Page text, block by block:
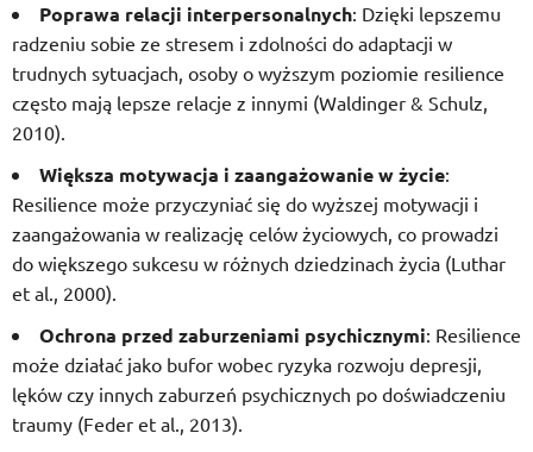
Poprawa relacji interpersonalnych: Dzięki lepszemu
radzeniu sobie ze stresem i zdolności do adaptacji w
trudnych sytuacjach, osoby o wyższym poziomie resilience
często mają lepsze relacje z innymi (Waldinger & Schulz,
2010).
Większa motywacja i zaangażowanie w życie:
Resilience może przyczyniać się do wyższej motywacji i
zaangażowania w realizację celów życiowych, co prowadzi
do większego sukcesu w różnych dziedzinach życia (Luthar
et al., 2000).
Ochrona przed zaburzeniami psychicznymi: Resilience
może działać jako bufor wobec ryzyka rozwoju depresji,
lęków czy innych zaburzeń psychicznych po doświadczeniu
traumy (Feder et al., 2013).